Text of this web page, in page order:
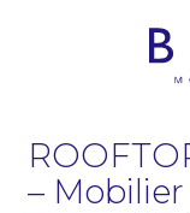
–